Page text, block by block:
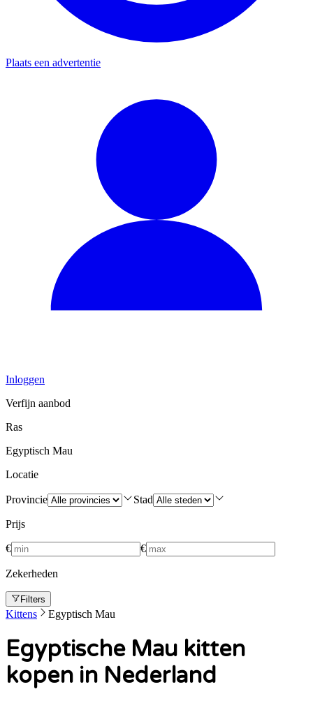
Plaats een advertentie
Inloggen
Verfijn aanbod
Ras
Egyptisch Mau
Locatie
Provincie Stad
Prijs
€ €
Zekerheden
Filters
Kittens Egyptisch Mau
Egyptische Mau kitten
kopen in Nederland